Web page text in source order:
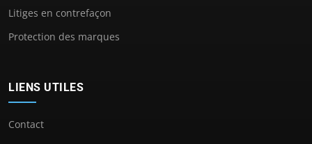
Litiges en contrefaçon
Protection des marques
LIENS UTILES
Contact